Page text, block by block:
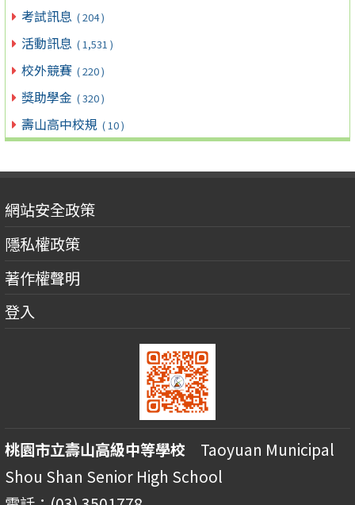
考試訊息 ( 204 )
活動訊息 ( 1,531 )
校外競賽 ( 220 )
獎助學金 ( 320 )
壽山高中校規 ( 10 )
網站安全政策
隱私權政策
著作權聲明
登入
桃園市立壽山高級中等學校 Taoyuan Municipal
Shou Shan Senior High School